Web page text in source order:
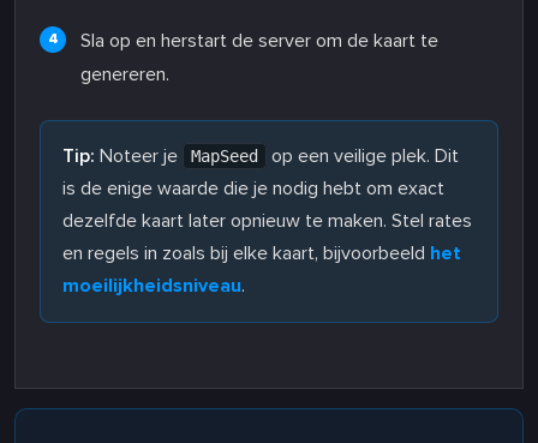
Sla op en herstart de server om de kaart te
genereren.
Tip: Noteer je MapSeed
op een veilige plek. Dit
is de enige waarde die je nodig hebt om exact
dezelfde kaart later opnieuw te maken. Stel rates
en regels in zoals bij elke kaart, bijvoorbeeld het
moeilijkheidsniveau.